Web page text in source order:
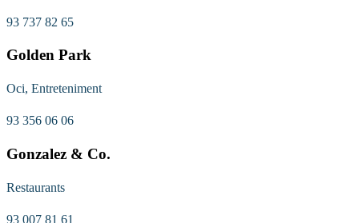
93 737 82 65
Golden Park
Oci, Entreteniment
93 356 06 06
Gonzalez & Co.
Restaurants
93 007 81 61